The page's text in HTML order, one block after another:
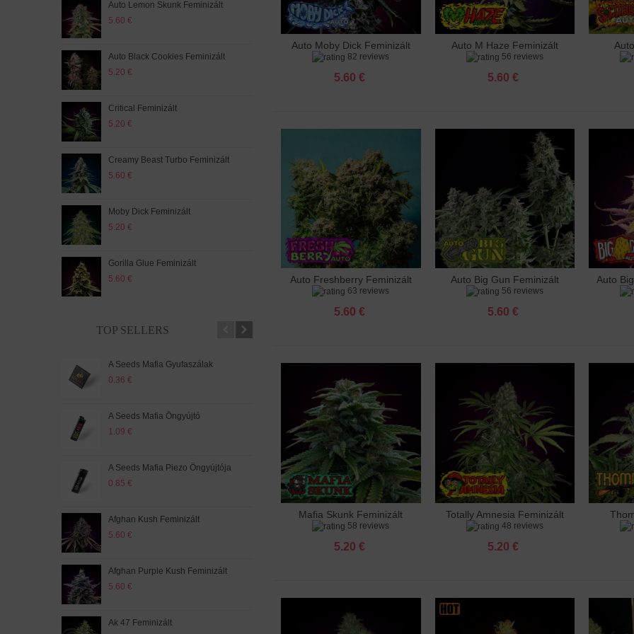
Auto Lemon Skunk Feminizált
5.60 €
Auto Black Cookies Feminizált
5.20 €
Critical Feminizált
5.20 €
Creamy Beast Turbo Feminizált
5.60 €
Moby Dick Feminizált
5.20 €
Gorilla Glue Feminizált
5.60 €
Auto Afghan Kush Feminizált
5.60 €
Big Gun Feminizált
Critical Jack Feminizált
5.20 €
Auto White Widow Feminizált
5.20 €
Purple Punch Feminizált
5.60 €
TOP SELLERS
A Seeds Mafia Gyufaszálak
0.36 €
A Seeds Mafia Öngyújtó
1.09 €
A Seeds Mafia Piezo Öngyújtója
0.85 €
Afghan Kush Feminizált
5.60 €
Afghan Purple Kush Feminizált
5.60 €
Ak 47 Feminizált
Amnesia Feminizált
Amnesia X3 Turbo Feminizált
5.60 €
Auto Afghan Kush Feminizált
5.60 €
Auto Ak 47 Feminizált
Auto Amnesia X3 Feminizált
Hozzáadás a kosárhoz
Auto Moby Dick Feminizált
82 reviews
5.60 €
Hozzáadás a kosárhoz
Auto M Haze Feminizált
56 reviews
5.60 €
Hozzáadás a kosárhoz
Auto Freshberry Feminizált
63 reviews
5.60 €
Hozzáadás a kosárhoz
Auto Big Gun Feminizált
56 reviews
5.60 €
Auto
Hozzáadás a kosárhoz
Mafia Skunk Feminizált
58 reviews
5.20 €
Hozzáadás a kosárhoz
Totally Amnesia Feminizált
48 reviews
5.20 €